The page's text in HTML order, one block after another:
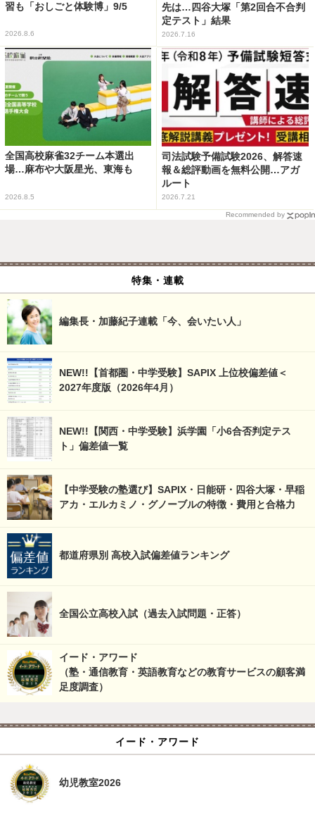
習も「おしごと体験博」9/5
2026.8.6
先は…四谷大塚「第2回合不合判
定テスト」結果
2026.7.16
全国高校麻雀32チーム本選出
場…麻布や大阪星光、東海も
2026.8.5
司法試験予備試験2026、解答速
報＆総評動画を無料公開…アガ
ルート
2026.7.21
Recommended by
特集・連載
編集長・加藤紀子連載「今、会いたい人」
NEW!!【首都圏・中学受験】SAPIX 上位校偏差値＜
2027年度版（2026年4月）
NEW!!【関西・中学受験】浜学園「小6合否判定テス
ト」偏差値一覧
【中学受験の塾選び】SAPIX・日能研・四谷大塚・早稲
アカ・エルカミノ・グノーブルの特徴・費用と合格力
都道府県別 高校入試偏差値ランキング
全国公立高校入試（過去入試問題・正答）
イード・アワード
（塾・通信教育・英語教育などの教育サービスの顧客満
足度調査）
イード・アワード
幼児教室2026